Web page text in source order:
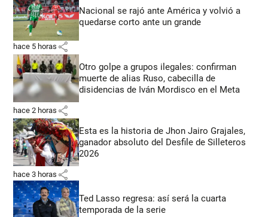
Nacional se rajó ante América y volvió a
quedarse corto ante un grande
hace 5 horas share
Otro golpe a grupos ilegales: confirman
muerte de alias Ruso, cabecilla de
disidencias de Iván Mordisco en el Meta
hace 2 horas share
Esta es la historia de Jhon Jairo Grajales,
ganador absoluto del Desfile de Silleteros
2026
hace 3 horas share
Ted Lasso regresa: así será la cuarta
temporada de la serie